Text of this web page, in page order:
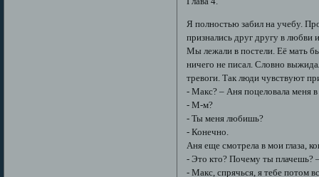
Я полностью забил на учебу.
признались друг другу в любви
Мы лежали в постели. Её мать
ничего не писал. Словно
тревоги. Так люди чувствуют
- Макс? – Аня поцеловала меня
- М-м?
- Ты меня любишь?
- Конечно.
Аня еще смотрела в мои глаза,
- Это кто? Почему ты плачешь?
- Макс, спрячься, я тебе потом